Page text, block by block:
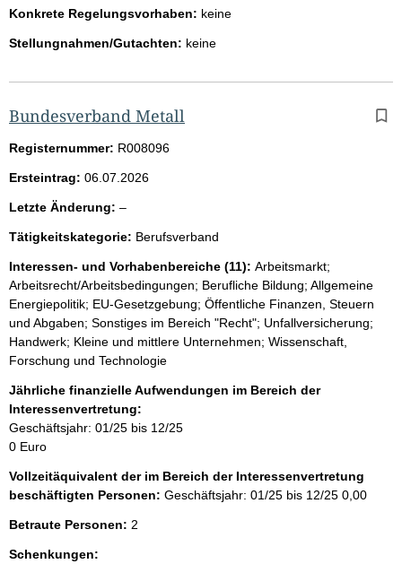
Konkrete Regelungsvorhaben: keine
Stellungnahmen/Gutachten: keine
Bundesverband Metall
Registernummer: R008096
Ersteintrag: 06.07.2026
Letzte Änderung: –l
e
r
Tätigkeitskategorie: Berufsverband
Interessen- und Vorhabenbereiche (11): Arbeitsmarkt;
Arbeitsrecht/Arbeitsbedingungen; Berufliche Bildung; Allgemeine
Energiepolitik; EU-Gesetzgebung; Öffentliche Finanzen, Steuern
und Abgaben; Sonstiges im Bereich "Recht"; Unfallversicherung;
Handwerk; Kleine und mittlere Unternehmen; Wissenschaft,
Forschung und Technologie
Jährliche finanzielle Aufwendungen im Bereich der
Interessenvertretung:
Geschäftsjahr: 01/25 bis 12/25
0 Euro
Vollzeitäquivalent der im Bereich der Interessenvertretung
beschäftigten Personen: Geschäftsjahr: 01/25 bis 12/25 0,00
Betraute Personen: 2
Schenkungen: